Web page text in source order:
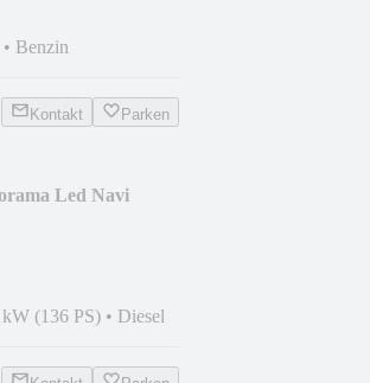
• Benzin
Kontakt Parken
Led Navi
kW (136 PS) • Diesel